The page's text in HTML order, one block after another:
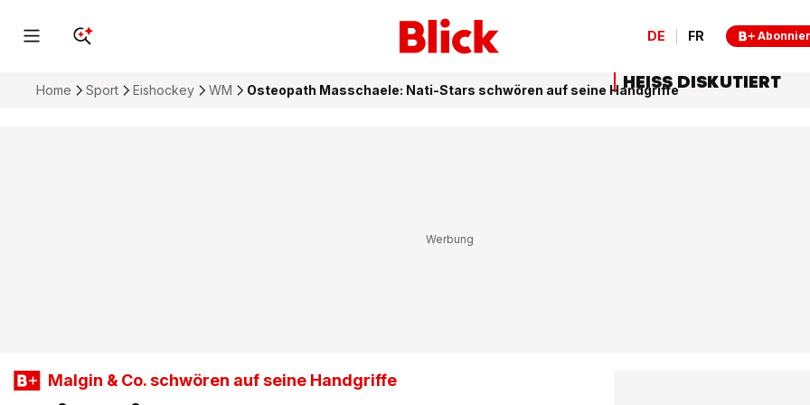
DE FR
Home Sport Eishockey WM Osteopath Masschaele: Nati-Stars schwören auf seine Handgriffe
Malgin & Co. schwören auf seine Handgriffe
HEISS DISKUTIERT